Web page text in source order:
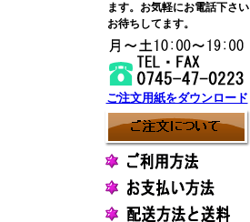
ます。お気軽にお電話下さい
お待ちしてます。
ご注文用紙をダウンロード